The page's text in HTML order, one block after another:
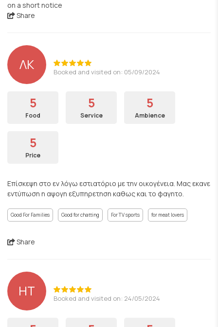
on a short notice
Share
ΛΚ Booked and visited on: 05/09/2024
5
Food
5
Service
5
Ambience
5
Price
Επίσκεψη στο εν λόγω εστιατόριο με την οικογένεια. Μας εκανε
εντύπωση η αψογη εξυπηρετηση καθως και το φαγητο.
Good For Families Good for chatting For TV sports for meat lovers
Share
HT Booked and visited on: 24/05/2024